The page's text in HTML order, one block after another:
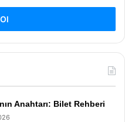
Anahtarı: Bilet Rehberi